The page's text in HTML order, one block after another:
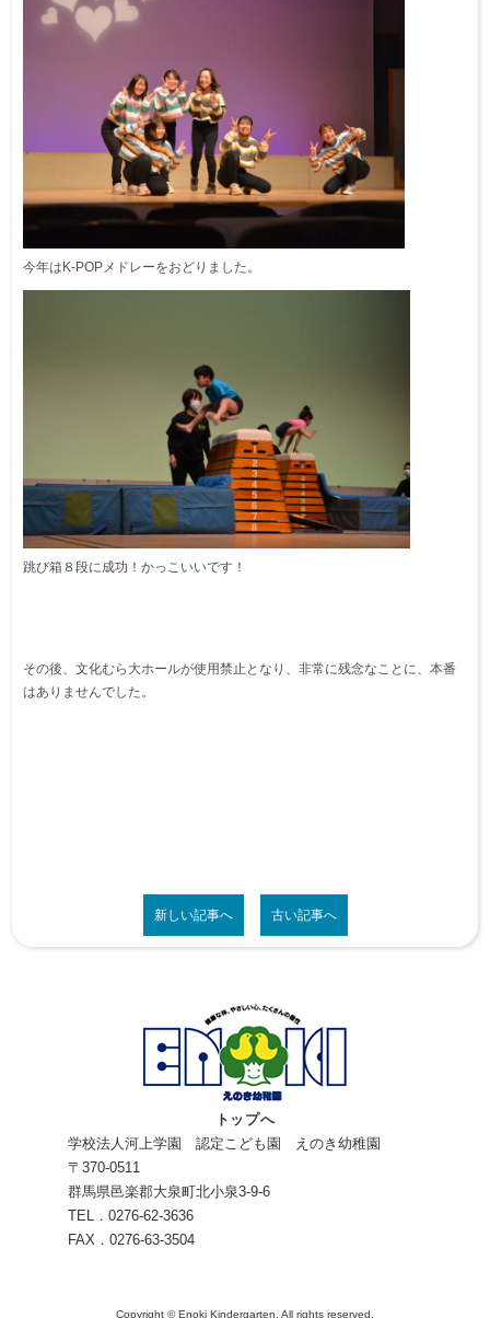
今年はK-POPメドレーをおどりました。
跳び箱８段に成功！かっこいいです！
その後、文化むら大ホールが使用禁止となり、非常に残念なことに、本番
はありませんでした。
新しい記事へ 古い記事へ
トップへ
学校法人河上学園 認定こども園 えのき幼稚園
〒370-0511
群馬県邑楽郡大泉町北小泉3-9-6
TEL．0276-62-3636
FAX．0276-63-3504
Copyright © Enoki Kindergarten. All rights reserved.